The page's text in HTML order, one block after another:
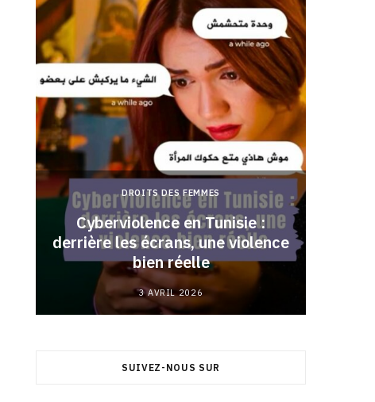
DROITS DES FEMMES
Cyberviolence en Tunisie :
derrière les écrans, une violence
bien réelle
3 AVRIL 2026
SUIVEZ-NOUS SUR